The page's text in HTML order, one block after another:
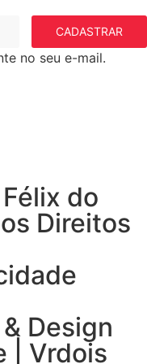
CADASTRAR
no seu e-mail.
do
Direitos
Design
| Vrdois